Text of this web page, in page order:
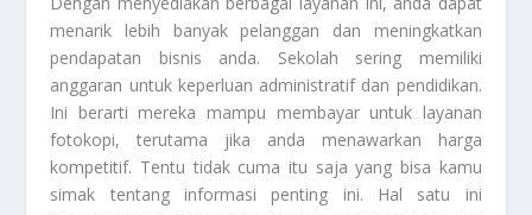
menarik lebih banyak pelanggan dan meningkatkan
pendapatan bisnis anda. Sekolah sering memiliki
anggaran untuk keperluan administratif dan pendidikan.
Ini berarti mereka mampu membayar untuk layanan
fotokopi, terutama jika anda menawarkan harga
kompetitif. Tentu tidak cuma itu saja yang bisa kamu
simak tentang informasi penting ini. Hal satu ini